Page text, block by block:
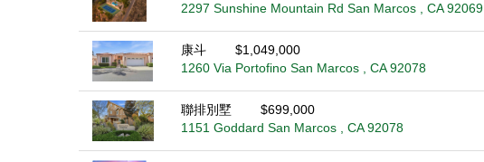
2297 Sunshine Mountain Rd San Marcos , CA 92069
康斗
$1,049,000
1260 Via Portofino San Marcos , CA 92078
聯排別墅
$699,000
1151 Goddard San Marcos , CA 92078